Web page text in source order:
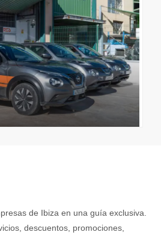
de Ibiza en una guía exclusiva.
descuentos, promociones,